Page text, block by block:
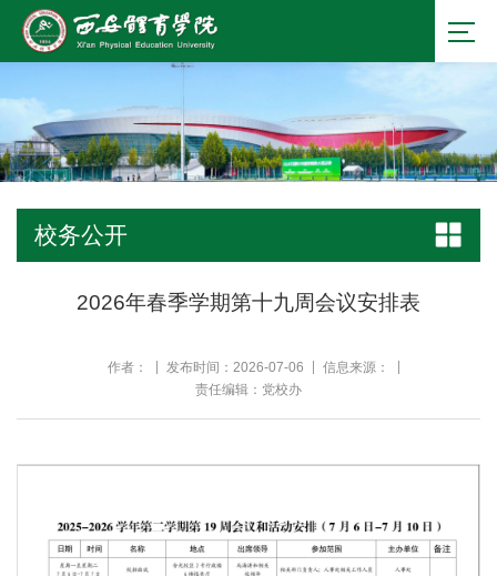
校务公开
2026年春季学期第十九周会议安排表
作者： 发布时间：2026-07-06
信息来源：
责任编辑：党校办